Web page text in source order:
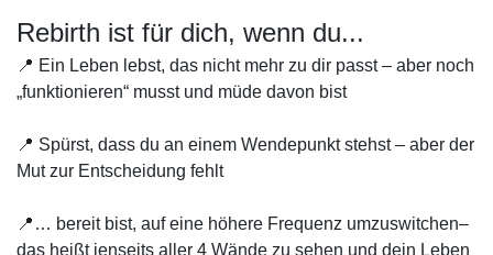
Rebirth ist für dich, wenn du...
📍 Ein Leben lebst, das nicht mehr zu dir passt – aber noch
„funktionieren“ musst und müde davon bist
📍 Spürst, dass du an einem Wendepunkt stehst – aber der
Mut zur Entscheidung fehlt
📍… bereit bist, auf eine höhere Frequenz umzuswitchen–
das heißt jenseits aller 4 Wände zu sehen und dein Leben